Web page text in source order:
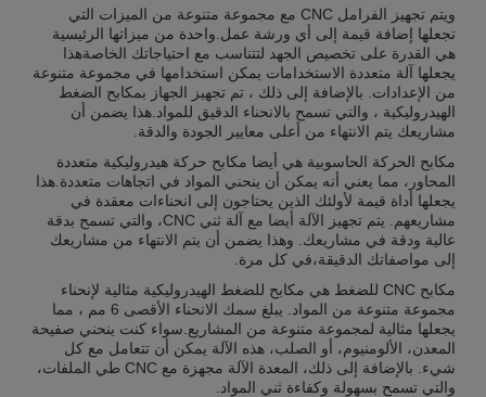
ويتم تجهيز الفرامل CNC مع مجموعة متنوعة من الميزات التي
تجعلها إضافة قيمة إلى أي ورشة عمل.واحدة من ميزاتها الرئيسية
هي القدرة على تخصيص الجهد لتتناسب مع احتياجاتك الخاصةهذا
يجعلها آلة متعددة الاستخدامات يمكن استخدامها في مجموعة متنوعة
من الإعدادات. بالإضافة إلى ذلك ، تم تجهيز الجهاز بمكابح الضغط
الهيدروليكية ، والتي تسمح بالانحناء الدقيق للمواد.هذا يضمن أن
مشاريعك يتم الانتهاء من أعلى معايير الجودة والدقة.
مكابح الحركة الحاسوبية هي أيضا مكابح حركة هيدروليكية متعددة
المحاور، مما يعني أنه يمكن أن ينحني المواد في اتجاهات متعددة.هذا
يجعلها أداة قيمة لأولئك الذين يحتاجون إلى انحناءات معقدة في
مشاريعهم. يتم تجهيز الآلة أيضا مع آلة ثني CNC، والتي تسمح بدقة
عالية ودقة في مشاريعك. وهذا يضمن أن يتم الانتهاء من مشاريعك
إلى مواصفاتك الدقيقة،في كل مرة.
مكابح CNC للضغط هي مكابح للضغط الهيدروليكية مثالية لإنحناء
مجموعة متنوعة من المواد. يبلغ سمك الانحناء الأقصى 6 مم ، مما
يجعلها مثالية لمجموعة متنوعة من المشاريع.سواء كنت ينحني صفيحة
المعدن، الألومنيوم، أو الصلب، هذه الآلة يمكن أن تتعامل مع كل
شيء. بالإضافة إلى ذلك، المعدة الآلة مجهزة مع CNC طي الملفات،
والتي تسمح بسهولة وكفاءة ثني المواد.